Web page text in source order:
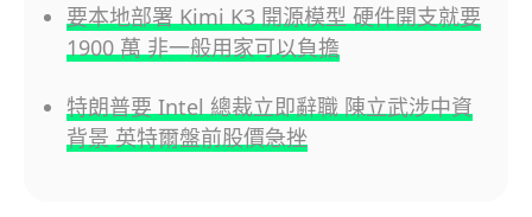
要本地部署 Kimi K3 開源模型 硬件開支就要
1900 萬 非一般用家可以負擔
特朗普要 Intel 總裁立即辭職 陳立武涉中資
背景 英特爾盤前股價急挫